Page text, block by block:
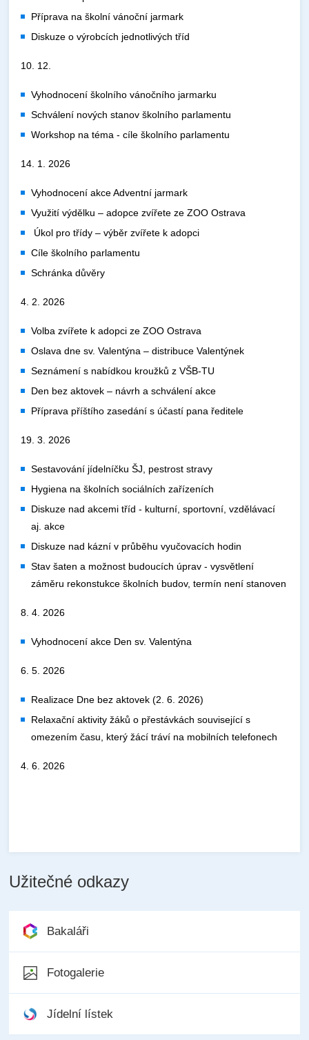
Příprava na školní vánoční jarmark
Diskuze o výrobcích jednotlivých tříd
10. 12.
Vyhodnocení školního vánočního jarmarku
Schválení nových stanov školního parlamentu
Workshop na téma - cíle školního parlamentu
14. 1. 2026
Vyhodnocení akce Adventní jarmark
Využití výdělku – adopce zvířete ze ZOO Ostrava
Úkol pro třídy – výběr zvířete k adopci
Cíle školního parlamentu
Schránka důvěry
4. 2. 2026
Volba zvířete k adopci ze ZOO Ostrava
Oslava dne sv. Valentýna – distribuce Valentýnek
Seznámení s nabídkou kroužků z VŠB-TU
Den bez aktovek – návrh a schválení akce
Příprava příštího zasedání s účastí pana ředitele
19. 3. 2026
Sestavování jídelníčku ŠJ, pestrost stravy
Hygiena na školních sociálních zařízeních
Diskuze nad akcemi tříd - kulturní, sportovní, vzdělávací
aj. akce
Diskuze nad kázní v průběhu vyučovacích hodin
Stav šaten a možnost budoucích úprav - vysvětlení
záměru rekonstukce školních budov, termín není stanoven
8. 4. 2026
Vyhodnocení akce Den sv. Valentýna
6. 5. 2026
Realizace Dne bez aktovek (2. 6. 2026)
Relaxační aktivity žáků o přestávkách související s
omezením času, který žácí tráví na mobilních telefonech
4. 6. 2026
Užitečné odkazy
Bakaláři
Fotogalerie
Jídelní lístek